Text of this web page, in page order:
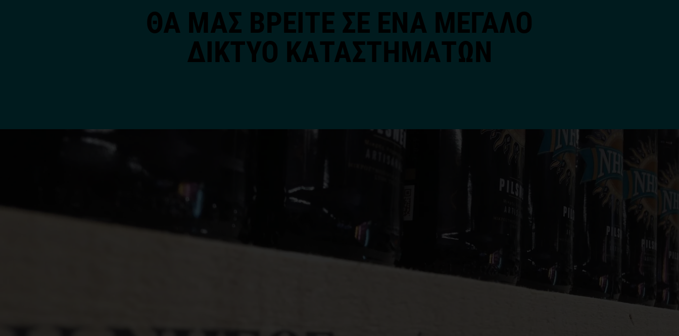
ΘΑ ΜΑΣ ΒΡΕΙΤΕ ΣΕ ΕΝΑ ΜΕΓΑΛΟ
ΔΙΚΤΥΟ ΚΑΤΑΣΤΗΜΑΤΩΝ